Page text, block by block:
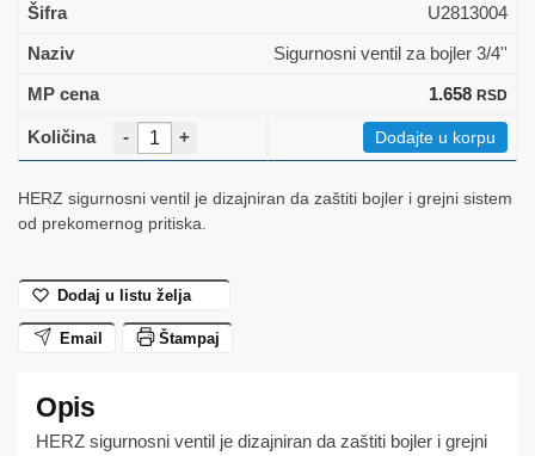
HERZ sigurnosni ventil je dizajniran da zaštiti bojler i grejni sistem
od prekomernog pritiska.
U2813004
Sigurnosni ventil za bojler 3/4''
1.658 RSD
- + Dodajte u korpu
Dodaj u listu želja
Email Štampaj
HERZ sigurnosni ventil je dizajniran da zaštiti bojler i grejni